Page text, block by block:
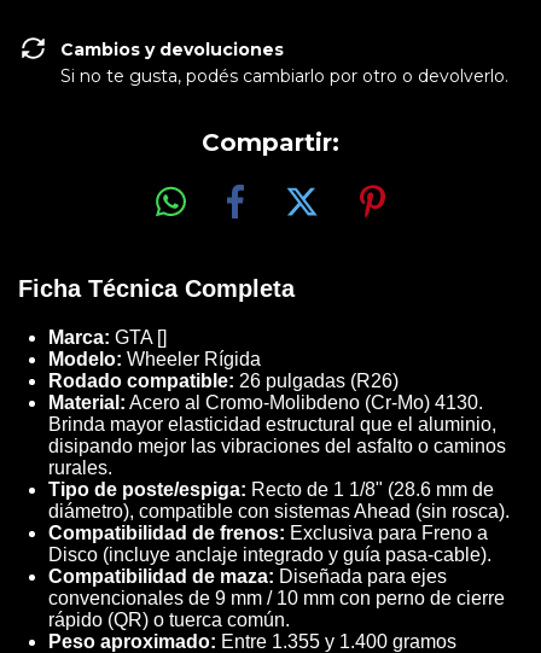
Cambios y devoluciones
Si no te gusta, podés cambiarlo por otro o devolverlo.
Compartir:
Ficha Técnica Completa
Marca: GTA []
Modelo: Wheeler Rígida
Rodado compatible: 26 pulgadas (R26)
Material: Acero al Cromo-Molibdeno (Cr-Mo) 4130.
Brinda mayor elasticidad estructural que el aluminio,
disipando mejor las vibraciones del asfalto o caminos
rurales.
Tipo de poste/espiga: Recto de 1 1/8" (28.6 mm de
diámetro), compatible con sistemas Ahead (sin rosca).
Compatibilidad de frenos: Exclusiva para Freno a
Disco (incluye anclaje integrado y guía pasa-cable).
Compatibilidad de maza: Diseñada para ejes
convencionales de 9 mm / 10 mm con perno de cierre
rápido (QR) o tuerca común.
Peso aproximado: Entre 1.355 y 1.400 gramos